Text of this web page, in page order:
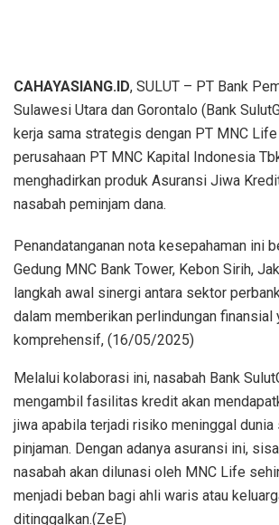
CAHAYASIANG.ID, SULUT – PT Bank
Sulawesi Utara dan Gorontalo (Bank
kerja sama strategis dengan PT MNC
perusahaan PT MNC Kapital Indonesia
menghadirkan produk Asuransi Jiwa
nasabah peminjam dana.
Penandatanganan nota kesepahaman ini
Gedung MNC Bank Tower, Kebon Sirih,
langkah awal sinergi antara sektor
dalam memberikan perlindungan finansial
komprehensif, (16/05/2025)
Melalui kolaborasi ini, nasabah Bank
mengambil fasilitas kredit akan
jiwa apabila terjadi risiko meninggal dunia
pinjaman. Dengan adanya asuransi ini,
nasabah akan dilunasi oleh MNC Life
menjadi beban bagi ahli waris atau
ditinggalkan.(ZeE)